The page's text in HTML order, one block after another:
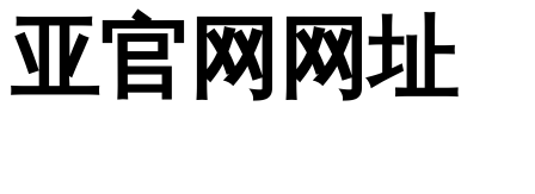
亚官网网址